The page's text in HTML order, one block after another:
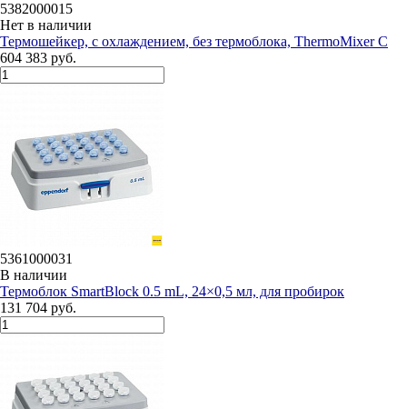
5382000015
Нет в наличии
Термошейкер, с охлаждением, без термоблока, ThermoMixer C
604 383 руб.
5361000031
В наличии
Термоблок SmartBlock 0.5 mL, 24×0,5 мл, для пробирок
131 704 руб.